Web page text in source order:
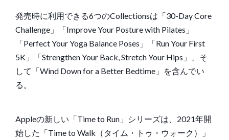
発売時に利用できる6つのCollectionsは「30-Day Core
Challenge」「Improve Your Posture with Pilates」
「Perfect Your Yoga Balance Poses」「Run Your First
5K」「Strengthen Your Back, Stretch Your Hips」、そ
して「Wind Down for a Better Bedtime」を含んでい
る。
Appleの新しい「Time to Run」シリーズは、2021年開
始した「Time to Walk （タイム・トゥ・ウォーク）」